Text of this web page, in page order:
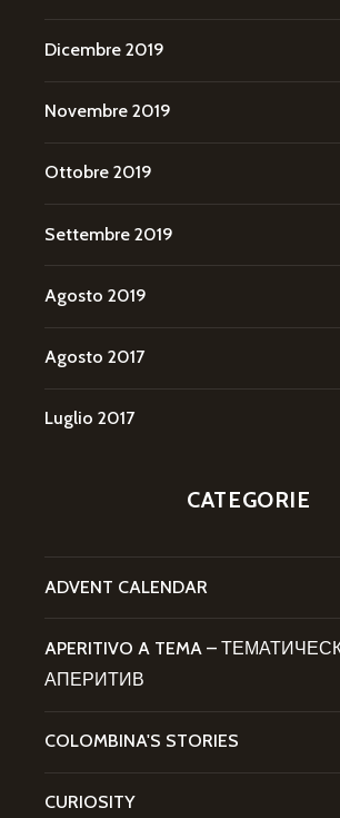
Dicembre 2019
Novembre 2019
Ottobre 2019
Settembre 2019
Agosto 2019
Agosto 2017
Luglio 2017
CATEGORIE
ADVENT CALENDAR
APERITIVO A TEMA –
АПЕРИТИВ
COLOMBINA'S STORIES
CURIOSITY